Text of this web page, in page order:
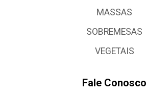
MASSAS
SOBREMESAS
VEGETAIS
Fale Conosco